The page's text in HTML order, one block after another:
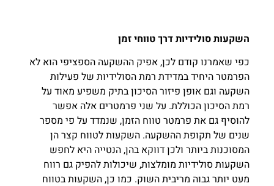
השקעות סולידיות דרך טווחי זמן
כפי שאמרנו קודם לכן, אפיק ההשקעה הספציפי הוא לא
הפרמטר היחיד במדידת רמת הסולידיות של פעילות
השקעה וגם אופן פיזור הסיכון בתיק משפיע מאוד על
רמת הסיכון הכוללת. על שני פרמטרים אלה אפשר
להוסיף גם את פרמטר טווח הזמן, שנמדד על פי מספר
שנים של תקופת ההשקעה. השקעות לטווח קצר הן
המסוכנות ביותר ולכן דווקא בהן, הנטייה היא לחפש
השקעות סולידיות מומלצות, שיכולות להפיק גם רווח
מעט יותר גבוה מריבית השוק. כמו כן, השקעות בטווח